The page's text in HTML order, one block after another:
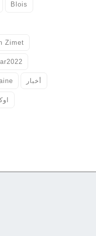
Blois
Zimet
أخبار